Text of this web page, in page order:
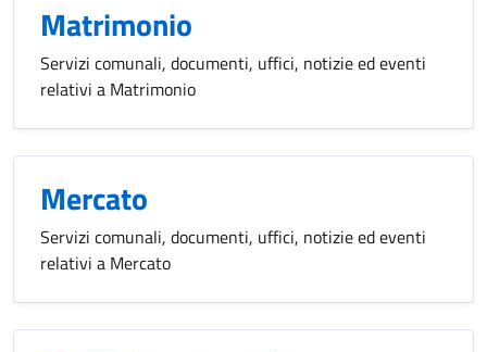
Matrimonio
Servizi comunali, documenti, uffici, notizie ed eventi
relativi a Matrimonio
Mercato
Servizi comunali, documenti, uffici, notizie ed eventi
relativi a Mercato